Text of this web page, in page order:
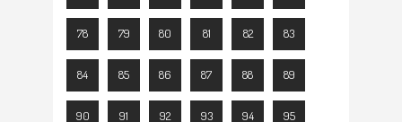
78 79 80 81 82 83
84 85 86 87 88 89
90 91 92 93 94 95